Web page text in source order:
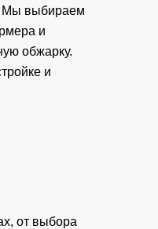
Мы выбираем
и
обжарку.
и
от выбора